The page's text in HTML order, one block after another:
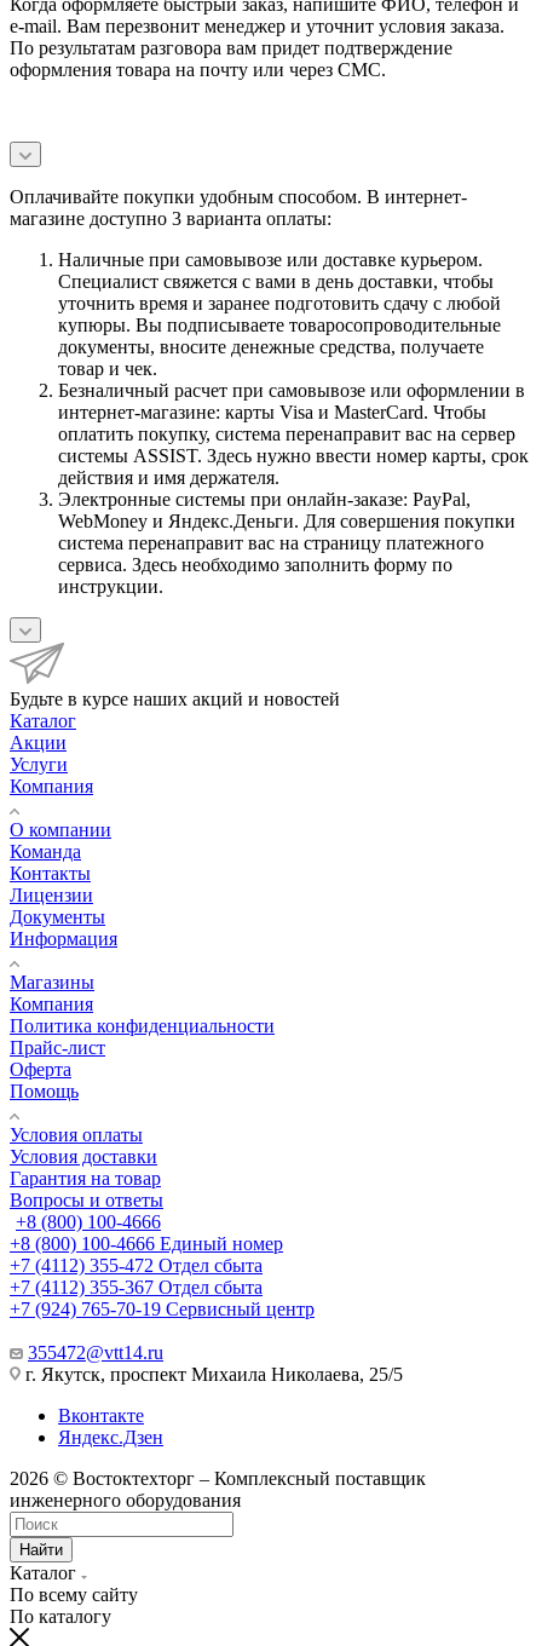
e-mail. Вам перезвонит менеджер и уточнит условия заказа.
По результатам разговора вам придет подтверждение
оформления товара на почту или через СМС.
Оплачивайте покупки удобным способом. В интернет-
магазине доступно 3 варианта оплаты:
Наличные при самовывозе или доставке курьером.
Специалист свяжется с вами в день доставки, чтобы
уточнить время и заранее подготовить сдачу с любой
купюры. Вы подписываете товаросопроводительные
документы, вносите денежные средства, получаете
товар и чек.
Безналичный расчет при самовывозе или оформлении в
интернет-магазине: карты Visa и MasterCard. Чтобы
оплатить покупку, система перенаправит вас на сервер
системы ASSIST. Здесь нужно ввести номер карты, срок
действия и имя держателя.
Электронные системы при онлайн-заказе: PayPal,
WebMoney и Яндекс.Деньги. Для совершения покупки
система перенаправит вас на страницу платежного
сервиса. Здесь необходимо заполнить форму по
инструкции.
Будьте в курсе наших акций и новостей
Каталог
Акции
Услуги
Компания
О компании
Команда
Контакты
Лицензии
Документы
Информация
Магазины
Компания
Политика конфиденциальности
Прайс-лист
Оферта
Помощь
Условия оплаты
Условия доставки
Гарантия на товар
Вопросы и ответы
+8 (800) 100-4666
+8 (800) 100-4666 Единый номер
+7 (4112) 355-472 Отдел сбыта
+7 (4112) 355-367 Отдел сбыта
+7 (924) 765-70-19 Сервисный центр
355472@vtt14.ru
г. Якутск, проспект Михаила Николаева, 25/5
Вконтакте
Яндекс.Дзен
2026 © Востоктехторг – Комплексный поставщик
инженерного оборудования
Найти
Каталог
По всему сайту
По каталогу